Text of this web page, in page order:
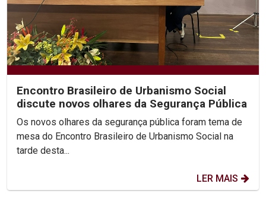
Encontro Brasileiro de Urbanismo Social
discute novos olhares da Segurança Pública
Os novos olhares da segurança pública foram tema de
mesa do Encontro Brasileiro de Urbanismo Social na
tarde desta...
LER MAIS